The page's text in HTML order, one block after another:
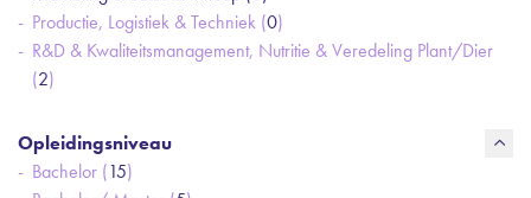
Productie, Logistiek & Techniek (0)
R&D & Kwaliteitsmanagement, Nutritie & Veredeling Plant/Dier
(2)
Opleidingsniveau
Bachelor (15)